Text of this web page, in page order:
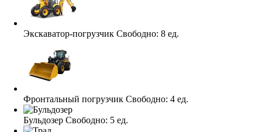
Экскаватор-погрузчик Свободно: 8 ед.
Фронтальный погрузчик Свободно: 4 ед.
Бульдозер Свободно: 5 ед.